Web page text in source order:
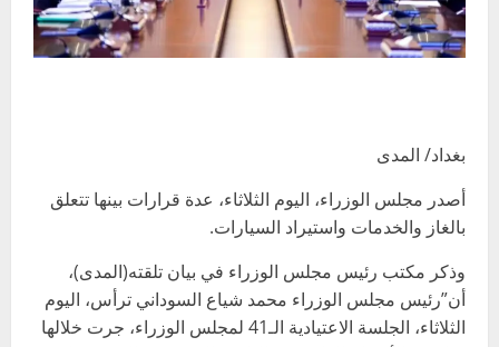
بغداد/ المدى
أصدر مجلس الوزراء، اليوم الثلاثاء، عدة قرارات بينها تتعلق
بالغاز والخدمات واستيراد السيارات.
وذكر مكتب رئيس مجلس الوزراء في بيان تلقته(المدى)،
أن”رئيس مجلس الوزراء محمد شياع السوداني ترأس، اليوم
الثلاثاء، الجلسة الاعتيادية الـ41 لمجلس الوزراء، جرت خلالها